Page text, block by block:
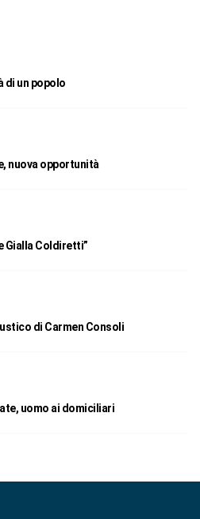
di un popolo
nuova opportunità
Gialla Coldiretti”
di Carmen Consoli
uomo ai domiciliari